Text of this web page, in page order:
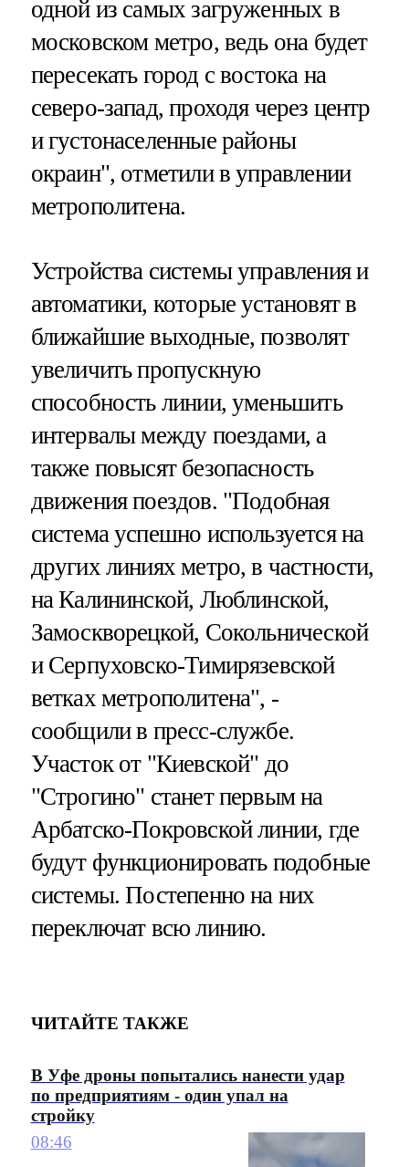
одной из самых загруженных в
московском метро, ведь она будет
пересекать город с востока на
северо-запад, проходя через центр
и густонаселенные районы
окраин", отметили в управлении
метрополитена.
Устройства системы управления и
автоматики, которые установят в
ближайшие выходные, позволят
увеличить пропускную
способность линии, уменьшить
интервалы между поездами, а
также повысят безопасность
движения поездов. "Подобная
система успешно используется на
других линиях метро, в частности,
на Калининской, Люблинской,
Замоскворецкой, Сокольнической
и Серпуховско-Тимирязевской
ветках метрополитена", -
сообщили в пресс-службе.
Участок от "Киевской" до
"Строгино" станет первым на
Арбатско-Покровской линии, где
будут функционировать подобные
системы. Постепенно на них
переключат всю линию.
ЧИТАЙТЕ ТАКЖЕ
В Уфе дроны попытались нанести удар
по предприятиям - один упал на
стройку
08:46